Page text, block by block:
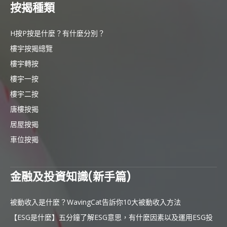
按揭種類
H按P按是什麼？有什麼分別？
樓宇按揭總覽
樓宇轉按
樓宇一按
樓宇二按
唐樓按揭
居屋按揭
車位按揭
金融及投資知識(新手篇)
被動收入是什麼？WavingCat告訴你10大被動收入方法
【ESG是什麼】五分鐘了解ESG意思，有什麼因素以及運用ESG投